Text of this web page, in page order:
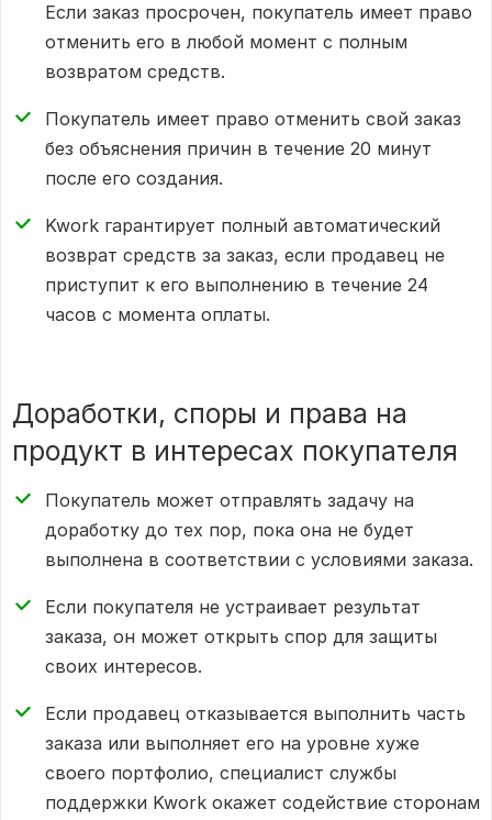
Если заказ просрочен, покупатель имеет право
отменить его в любой момент с полным
возвратом средств.
Покупатель имеет право отменить свой заказ
без объяснения причин в течение 20 минут
после его создания.
Kwork гарантирует полный автоматический
возврат средств за заказ, если продавец не
приступит к его выполнению в течение 24
часов с момента оплаты.
Доработки, споры и права на
продукт в интересах покупателя
Покупатель может отправлять задачу на
доработку до тех пор, пока она не будет
выполнена в соответствии с условиями заказа.
Если покупателя не устраивает результат
заказа, он может открыть спор для защиты
своих интересов.
Если продавец отказывается выполнить часть
заказа или выполняет его на уровне хуже
своего портфолио, специалист службы
поддержки Kwork окажет содействие сторонам